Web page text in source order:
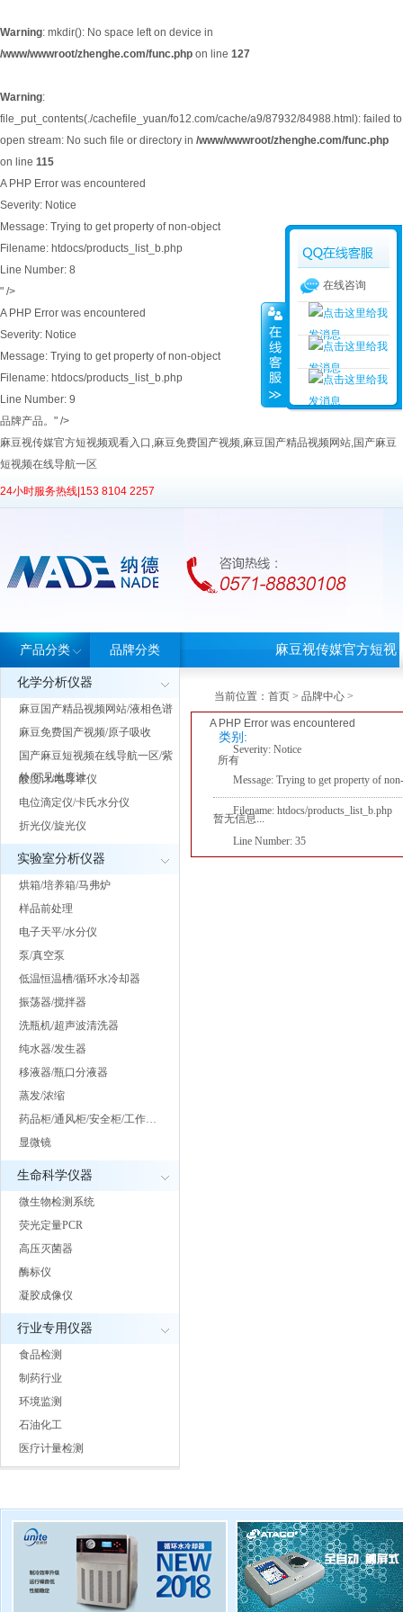
Warning: mkdir(): No space left on device in
/www/wwwroot/zhenghe.com/func.php on line 127
Warning:
file_put_contents(./cachefile_yuan/fo12.com/cache/a9/87932/84988.html): failed to
open stream: No such file or directory in /www/wwwroot/zhenghe.com/func.php
on line 115
A PHP Error was encountered
Severity: Notice
Message: Trying to get property of non-object
Filename: htdocs/products_list_b.php
Line Number: 8
" />
A PHP Error was encountered
Severity: Notice
Message: Trying to get property of non-object
Filename: htdocs/products_list_b.php
Line Number: 9
品牌产品。" />
麻豆视传媒官方短视频观看入口,麻豆免费国产视频,麻豆国产精品视频网站,国产麻豆
短视频在线导航一区
24小时服务热线| 153 8104 2257
产品分类
化学分析仪器
麻豆国产精品视频网站/液相色谱
麻豆免费国产视频/原子吸收
国产麻豆短视频在线导航一区/紫
外/可见光度计
酸度计/电导率仪
电位滴定仪/卡氏水分仪
折光仪/旋光仪
实验室分析仪器
烘箱/培养箱/马弗炉
样品前处理
电子天平/水分仪
泵/真空泵
低温恒温槽/循环水冷却器
振荡器/搅拌器
洗瓶机/超声波清洗器
纯水器/发生器
移液器/瓶口分液器
蒸发/浓缩
药品柜/通风柜/安全柜/工作…
显微镜
生命科学仪器
微生物检测系统
荧光定量PCR
高压灭菌器
酶标仪
凝胶成像仪
行业专用仪器
食品检测
制药行业
环境监测
石油化工
医疗计量检测
品牌分类 麻豆视传媒官方短视
当前位置： 首页 > 品牌中心 >
A PHP Error was encountered
Severity: Notice
Message: Trying to get property of
Filename: htdocs/products_list_b.php
Line Number: 35
类别:
所有
暂无信息...
在线咨询